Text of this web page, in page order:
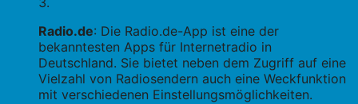
Radio.de: Die Radio.de-App ist eine der
bekanntesten Apps für Internetradio in
Deutschland. Sie bietet neben dem Zugriff auf eine
Vielzahl von Radiosendern auch eine Weckfunktion
mit verschiedenen Einstellungsmöglichkeiten.